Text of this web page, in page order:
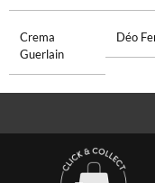
Crema
Guerlain
Déo